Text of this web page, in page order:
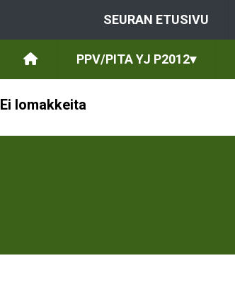
SEURAN ETUSIVU
PPV/PITA YJ P2012▾
Ei lomakkeita